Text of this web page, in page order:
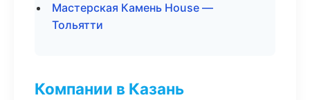
Мастерская Камень House —
Тольятти
Компании в Казань